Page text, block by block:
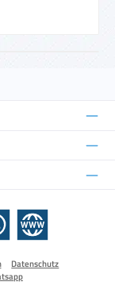
Website
Datenschutz